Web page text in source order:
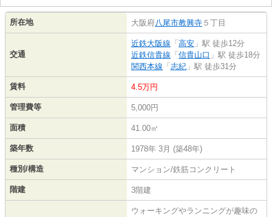
所在地 大阪府八尾市教興寺 ５丁目
交通
近鉄大阪線 「 高安 」駅 徒歩12分
近鉄信貴線 「 信貴山口 」駅 徒歩18分
関西本線 「 志紀 」駅 徒歩31分
賃料 4.5万円
管理費等 5,000円
面積 41.00㎡
築年数 1978年 3月 (築48年)
種別/構造 マンション/鉄筋コンクリート
階建 3階建
ウォーキングやランニングが趣味の